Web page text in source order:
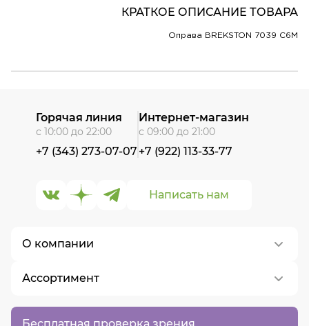
КРАТКОЕ ОПИСАНИЕ ТОВАРА
Оправа BREKSTON 7039 C6M
Бесплатная проверка зрения
О компании
О нас
Контакты
Ассортимент
Написать нам
Горячая линия
с 10:00 до 22:00
+7 (343) 273-07-07
Интернет-магазин
с 09:00 до 21:00
+7 (922) 113-33-77